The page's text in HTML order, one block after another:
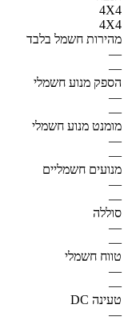
4X4
4X4
מהירות חשמל בלבד
—
—
הספק מנוע חשמלי
—
—
מומנט מנוע חשמלי
—
—
מנועים חשמליים
—
—
סוללה
—
—
טווח חשמלי
—
—
טעינה DC
—